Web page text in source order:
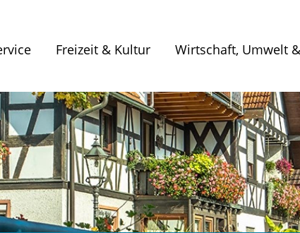
Freizeit & Kultur Wirtschaft, Umwelt